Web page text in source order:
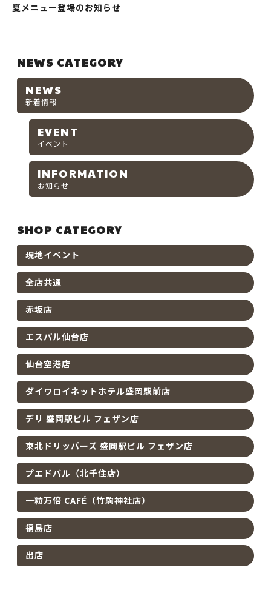
夏メニュー登場のお知らせ
NEWS CATEGORY
NEWS
新着情報
EVENT
イベント
INFORMATION
お知らせ
SHOP CATEGORY
現地イベント
全店共通
赤坂店
エスパル仙台店
仙台空港店
ダイワロイネットホテル盛岡駅前店
デリ 盛岡駅ビル フェザン店
東北ドリッパーズ 盛岡駅ビル フェザン店
プエドバル（北千住店）
一粒万倍 CAFÉ（竹駒神社店）
福島店
出店